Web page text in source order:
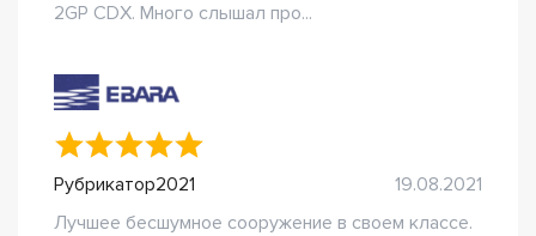
2GP CDX. Много слышал про...
Рубрикатор2021
19.08.2021
Лучшее бесшумное сооружение в своем классе.